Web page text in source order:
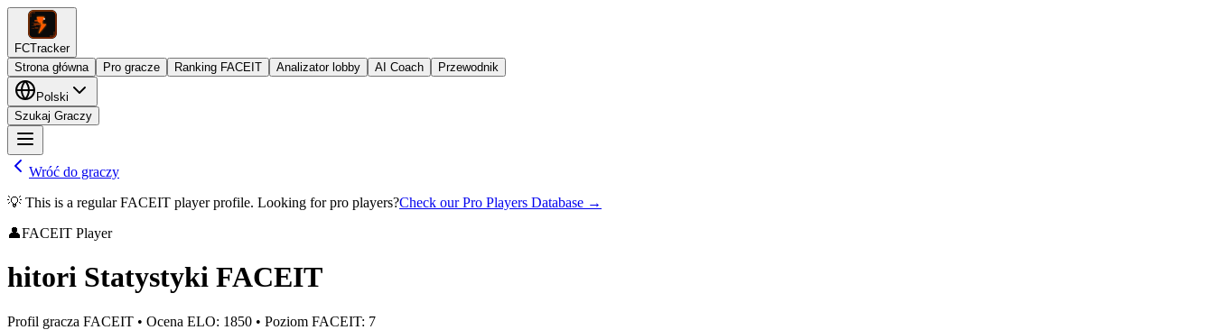
FCTracker
Strona główna
Pro gracze Ranking FACEIT Analizator lobby AI Coach Przewodnik
Polski
Szukaj Graczy
Wróć do graczy
💡 This is a regular FACEIT player profile. Looking for pro players?Check our Pro Players Database →
👤FACEIT Player
hitori Statystyki FACEIT
Profil gracza FACEIT • Ocena ELO: 1850 • Poziom FACEIT: 7